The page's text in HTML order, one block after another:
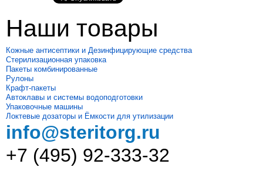
Наши товары
Кожные антисептики и Дезинфицирующие средства
Стерилизационная упаковка
Пакеты комбинированные
Рулоны
Крафт-пакеты
Автоклавы и системы водоподготовки
Упаковочные машины
Локтевые дозаторы и Ёмкости для утилизации
info@steritorg.ru
+7 (495) 92-333-32